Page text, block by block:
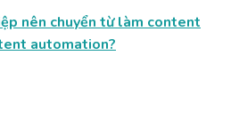
nên chuyển từ làm content
automation?